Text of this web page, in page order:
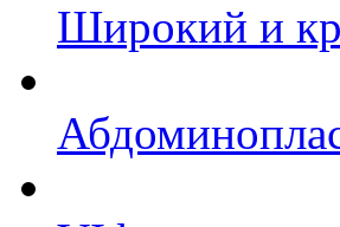
Широкий и